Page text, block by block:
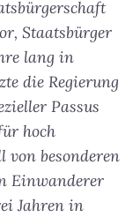
Staatsbürger
lang in
die Regierung
Passus
hoch
besonderen
Einwanderer
Jahren in